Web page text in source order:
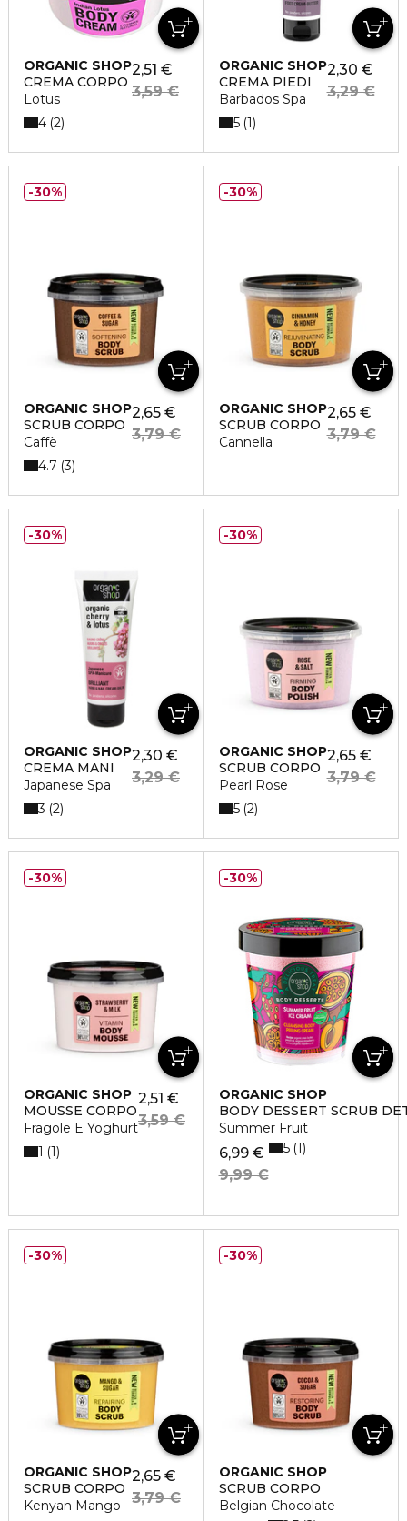
ORGANIC SHOP
CREMA CORPO
Lotus
2,51 €
3,59 €
4 2
ORGANIC SHOP
CREMA PIEDI
Barbados Spa
2,30 €
3,29 €
5 1
ORGANIC SHOP
SCRUB CORPO
Caffè
2,65 €
3,79 €
4.7 3
30%
ORGANIC SHOP
SCRUB CORPO
Cannella
2,65 €
3,79 €
30%
ORGANIC SHOP
CREMA MANI
Japanese Spa
2,30 €
3,29 €
3 2
30%
ORGANIC SHOP
SCRUB CORPO
Pearl Rose
2,65 €
3,79 €
5 2
30%
ORGANIC SHOP
MOUSSE CORPO
Fragole E Yoghurt
2,51 €
3,59 €
1 1
30%
ORGANIC SHOP
BODY DESSERT SCRUB
Summer Fruit
6,99 €
9,99 €
5 1
30%
ORGANIC SHOP
SCRUB CORPO
Kenyan Mango
2,65 €
3,79 €
30%
ORGANIC SHOP
SCRUB CORPO
Belgian Chocolate
30%